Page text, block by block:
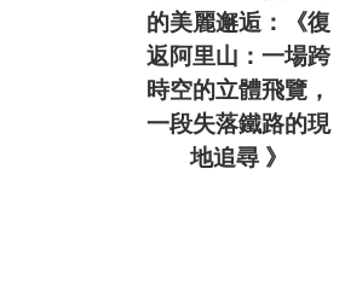
的美麗邂逅：《復
返阿里山：一場跨
時空的立體飛覽，
一段失落鐵路的現
地追尋 》